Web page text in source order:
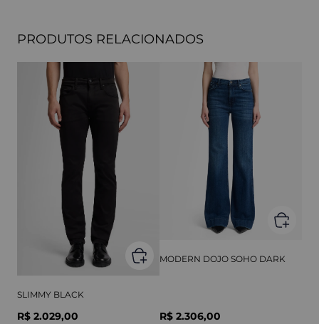
PRODUTOS RELACIONADOS
SLIMMY BLACK
R$ 2.029,00
MODERN DOJO SOHO DARK
R$ 2.306,00